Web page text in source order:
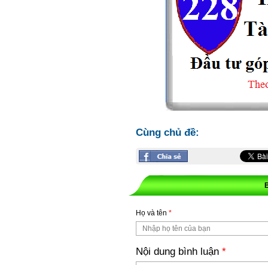
Cùng chủ đề:
Họ và tên *
Nội dung bình luận *